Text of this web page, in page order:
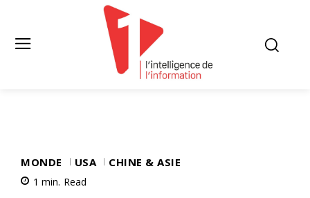
MONDE USA CHINE & ASIE
1 min. Read